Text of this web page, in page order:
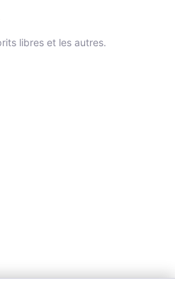
libres et les autres.